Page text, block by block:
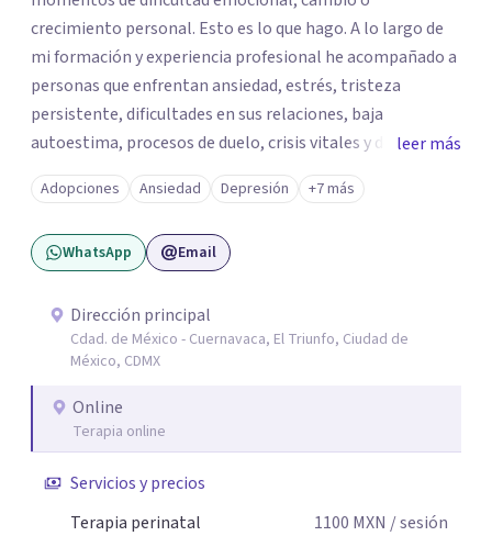
crecimiento personal. Esto es lo que hago. A lo largo de
mi formación y experiencia profesional he acompañado a
personas que enfrentan ansiedad, estrés, tristeza
persistente, dificultades en sus relaciones, baja
autoestima, procesos de duelo, crisis vitales y desafíos
relacionados con la adaptación a nuevas etapas de la vida.
Mi enfoque se basa en la escucha empática, el respeto por
la historia de cada persona y el trabajo conjunto para
desarrollar herramientas que favorezcan el bienestar
que buscar ayuda psicológica es un acto de valentía y
autocuidado. Mi objetivo es acompañarte para que puedas
comprender mejor lo que estás viviendo, fortalecer tus
recursos personales y construir una vida más plena y
congruente con tus necesidades y valores.
leer más
Adopciones Ansiedad Depresión +7 más
WhatsApp Email
Dirección principal
Cdad. de México - Cuernavaca, El Triunfo, Ciudad de
México, CDMX
Online
Terapia online
Servicios y precios
Terapia perinatal
1100 MXN / sesión